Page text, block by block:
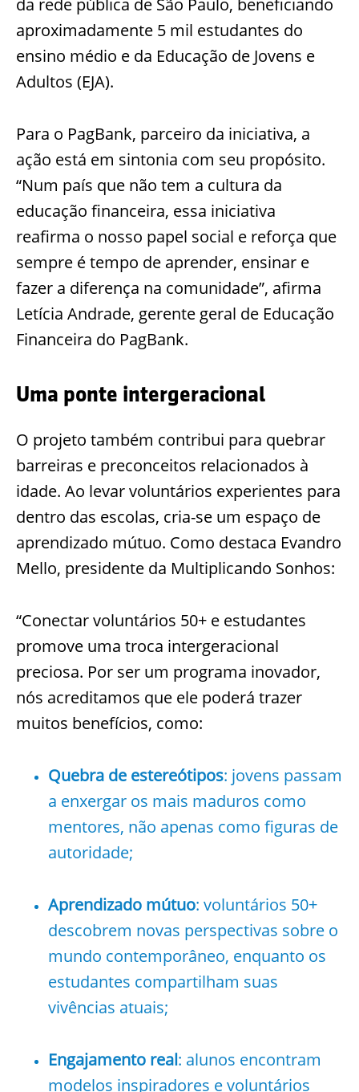
aproximadamente 5 mil estudantes do
ensino médio e da Educação de Jovens e
Adultos (EJA).
Para o PagBank, parceiro da iniciativa, a
ação está em sintonia com seu propósito.
“Num país que não tem a cultura da
educação financeira, essa iniciativa
reafirma o nosso papel social e reforça que
sempre é tempo de aprender, ensinar e
fazer a diferença na comunidade”, afirma
Letícia Andrade, gerente geral de Educação
Financeira do PagBank.
Uma ponte intergeracional
O projeto também contribui para quebrar
barreiras e preconceitos relacionados à
idade. Ao levar voluntários experientes para
dentro das escolas, cria-se um espaço de
aprendizado mútuo. Como destaca Evandro
Mello, presidente da Multiplicando Sonhos:
“Conectar voluntários 50+ e estudantes
promove uma troca intergeracional
preciosa. Por ser um programa inovador,
nós acreditamos que ele poderá trazer
muitos benefícios, como:
Quebra de estereótipos: jovens passam
a enxergar os mais maduros como
mentores, não apenas como figuras de
autoridade;
Aprendizado mútuo: voluntários 50+
descobrem novas perspectivas sobre o
mundo contemporâneo, enquanto os
estudantes compartilham suas
vivências atuais;
Engajamento real: alunos encontram
modelos inspiradores e voluntários